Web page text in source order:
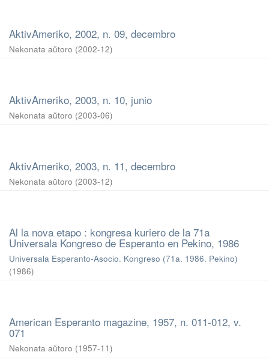
AktivAmeriko, 2002, n. 09, decembro
Nekonata aŭtoro (2002-12)
AktivAmeriko, 2003, n. 10, junio
Nekonata aŭtoro (2003-06)
AktivAmeriko, 2003, n. 11, decembro
Nekonata aŭtoro (2003-12)
Al la nova etapo : kongresa kuriero de la 71a
Universala Kongreso de Esperanto en Pekino, 1986
Universala Esperanto-Asocio. Kongreso (71a. 1986. Pekino)
(1986)
American Esperanto magazine, 1957, n. 011-012, v.
071
Nekonata aŭtoro (1957-11)